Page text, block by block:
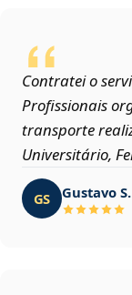
Contratei o
Profissionais
transporte
Universitário,
GS Gustavo S.